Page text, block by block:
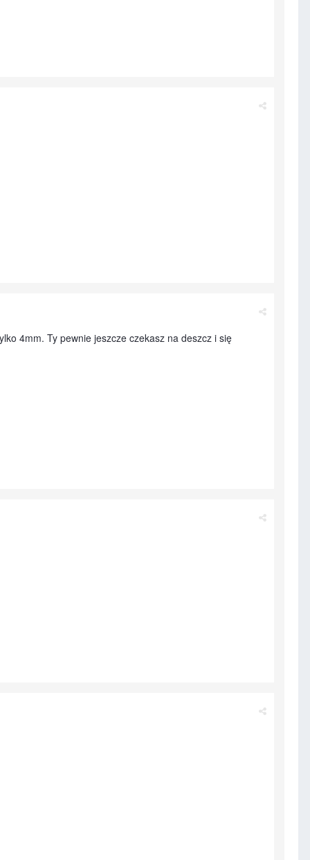
4mm. Ty pewnie jeszcze czekasz na deszcz i się